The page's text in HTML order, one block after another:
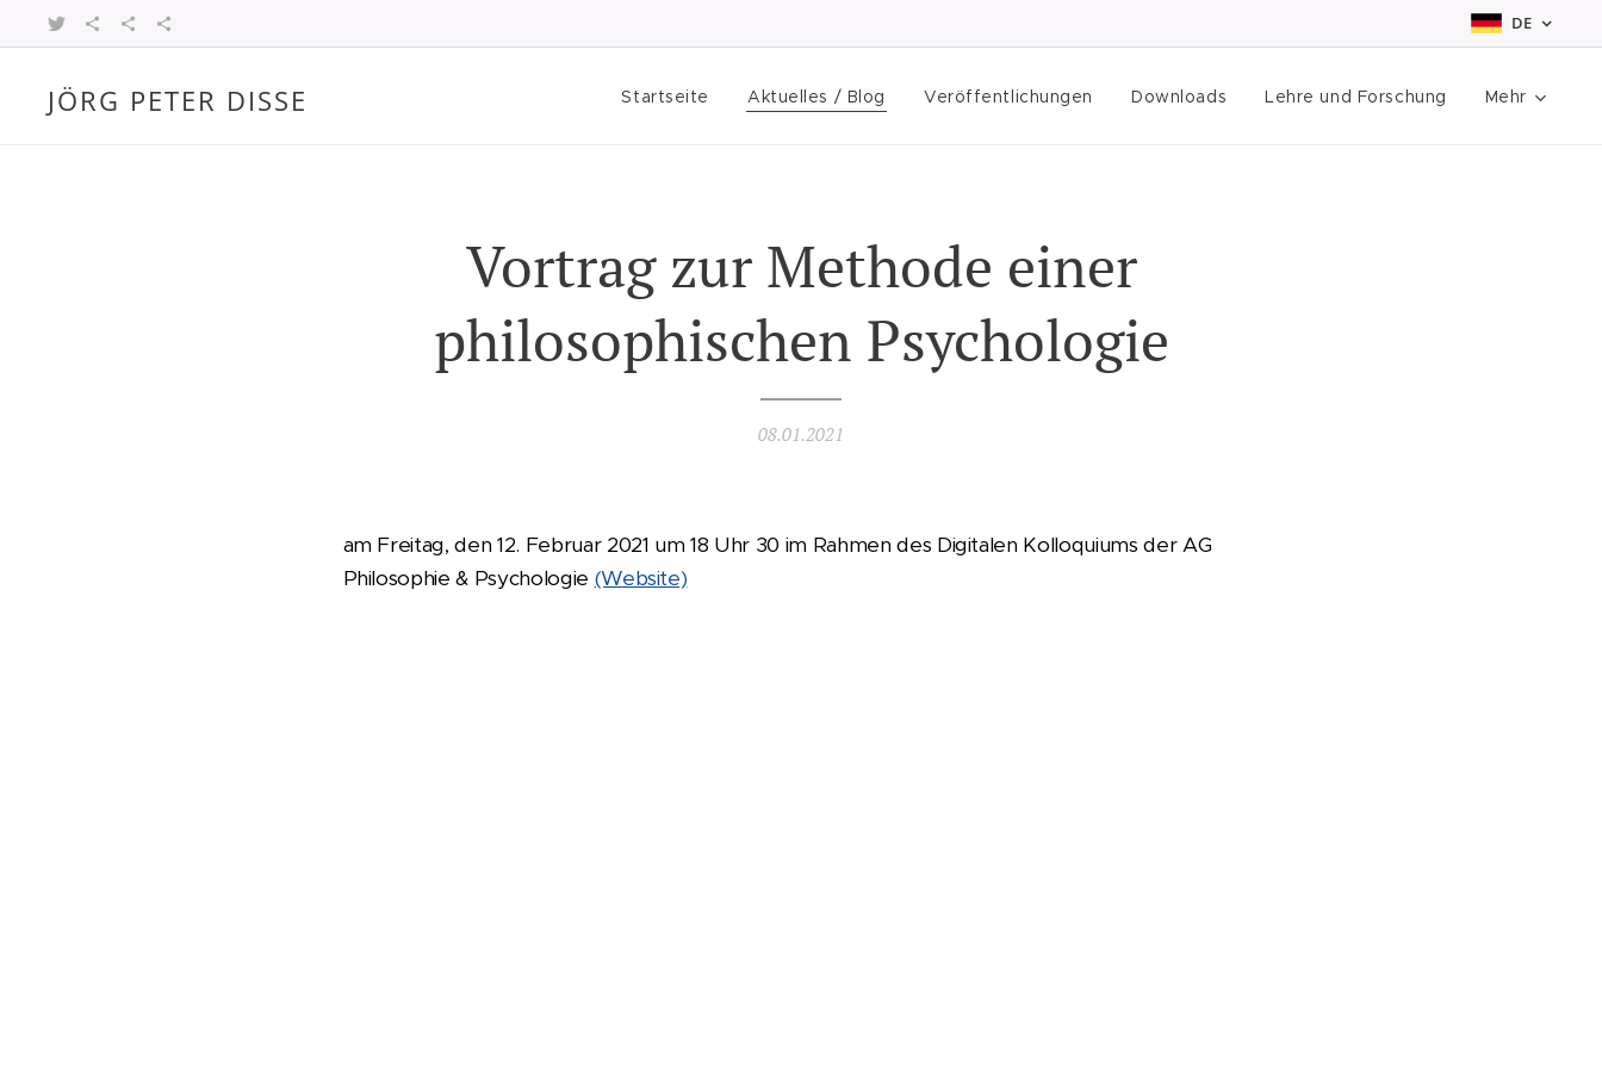
DE
JÖRG PETER DISSE Startseite Aktuelles / Blog Veröffentlichungen Downloads Lehre und Forschung Mehr
Vortrag zur Methode einer
philosophischen Psychologie
08.01.2021
am Freitag, den 12. Februar 2021 um 18 Uhr 30 im Rahmen des Digitalen Kolloquiums der AG
Philosophie & Psychologie (Website)